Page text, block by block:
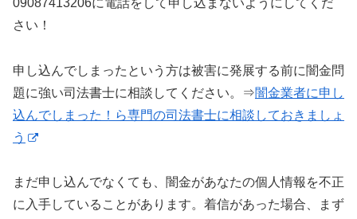
さい！
申し込んでしまったという方は被害に発展する前に闇金問
題に強い司法書士に相談してください。⇒闇金業者に申し
込んでしまった！ら専門の司法書士に相談しておきましょ
う
まだ申し込んでなくても、闇金があなたの個人情報を不正
に入手していることがあります。着信があった場合、まず